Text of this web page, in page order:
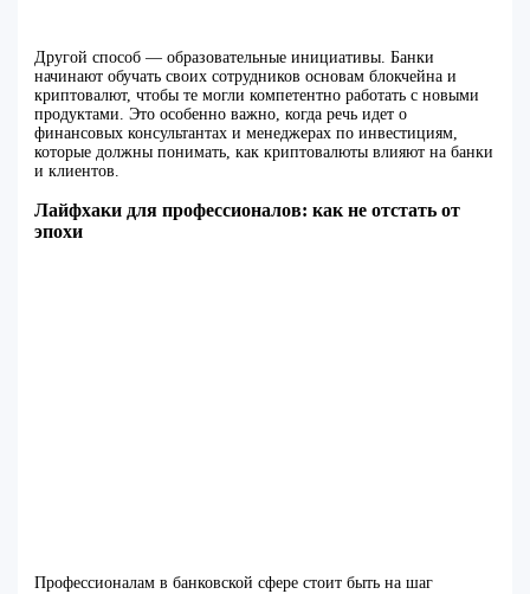
Другой способ — образовательные инициативы. Банки
начинают обучать своих сотрудников основам блокчейна и
криптовалют, чтобы те могли компетентно работать с новыми
продуктами. Это особенно важно, когда речь идет о
финансовых консультантах и менеджерах по инвестициям,
которые должны понимать, как криптовалюты влияют на банки
и клиентов.
Лайфхаки для профессионалов: как не отстать от
эпохи
Профессионалам в банковской сфере стоит быть на шаг